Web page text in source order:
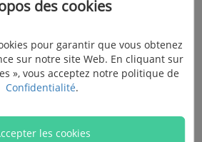
des cookies
pour garantir que vous obtenez
sur notre site Web. En cliquant sur
», vous acceptez notre politique de
Confidentialité.
les cookies